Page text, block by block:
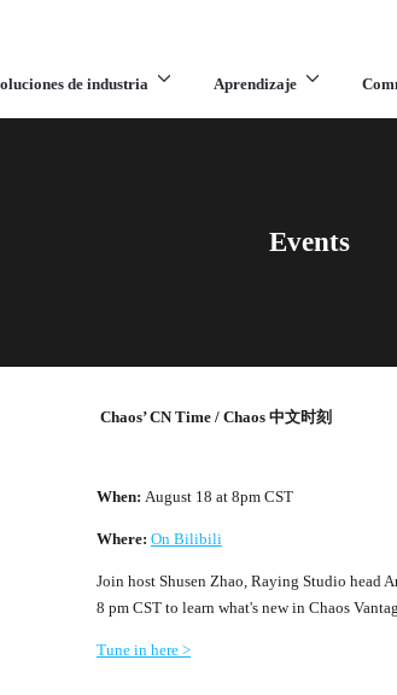
de industria Aprendizaje
Events
Chaos’ CN Time / Chaos 中文时刻
When: August 18 at 8pm CST
Where: On Bilibili
Join host Shusen Zhao, Raying Studio head
8 pm CST to learn what's new in Chaos
Tune in here >